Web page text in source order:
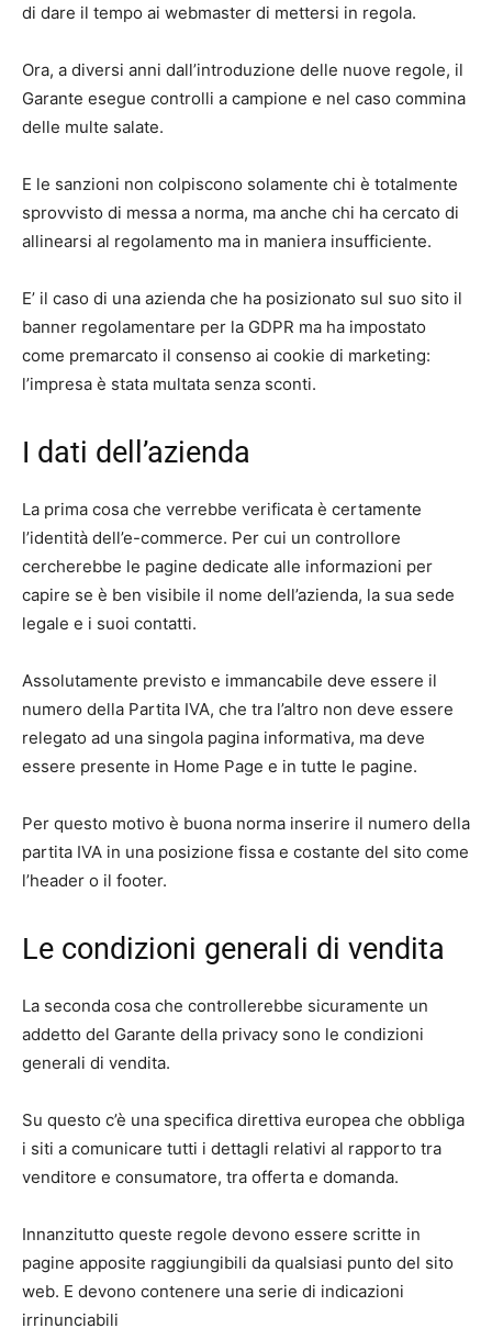
di dare il tempo ai webmaster di mettersi in regola.
Ora, a diversi anni dall’introduzione delle nuove regole, il
Garante esegue controlli a campione e nel caso commina
delle multe salate.
E le sanzioni non colpiscono solamente chi è totalmente
sprovvisto di messa a norma, ma anche chi ha cercato di
allinearsi al regolamento ma in maniera insufficiente.
E’ il caso di una azienda che ha posizionato sul suo sito il
banner regolamentare per la GDPR ma ha impostato
come premarcato il consenso ai cookie di marketing:
l’impresa è stata multata senza sconti.
I dati dell’azienda
La prima cosa che verrebbe verificata è certamente
l’identità dell’e-commerce. Per cui un controllore
cercherebbe le pagine dedicate alle informazioni per
capire se è ben visibile il nome dell’azienda, la sua sede
legale e i suoi contatti.
Assolutamente previsto e immancabile deve essere il
numero della Partita IVA, che tra l’altro non deve essere
relegato ad una singola pagina informativa, ma deve
essere presente in Home Page e in tutte le pagine.
Per questo motivo è buona norma inserire il numero della
partita IVA in una posizione fissa e costante del sito come
l’header o il footer.
Le condizioni generali di vendita
La seconda cosa che controllerebbe sicuramente un
addetto del Garante della privacy sono le condizioni
generali di vendita.
Su questo c’è una specifica direttiva europea che obbliga
i siti a comunicare tutti i dettagli relativi al rapporto tra
venditore e consumatore, tra offerta e domanda.
Innanzitutto queste regole devono essere scritte in
pagine apposite raggiungibili da qualsiasi punto del sito
web. E devono contenere una serie di indicazioni
irrinunciabili